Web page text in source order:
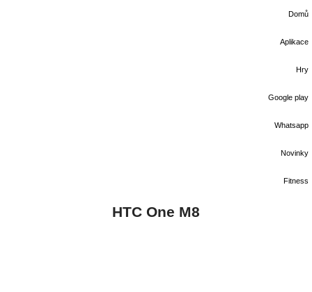
Domů
Aplikace
Hry
Google play
Whatsapp
Novinky
Fitness
HTC One M8